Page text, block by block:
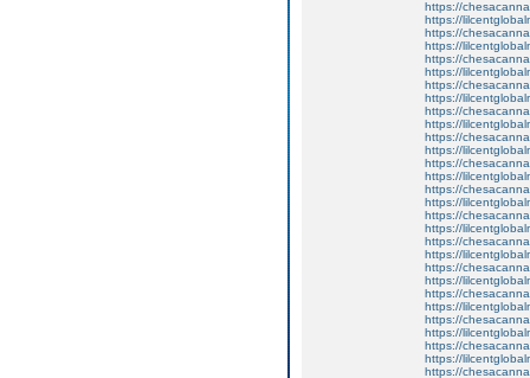
https://
https://
https://
https://
https://
https://
https://
https://
https://
https://
https://
https://
https://
https://
https://
https://
https://
https://
https://
https://
https://
https://
https://
https://
https://
https://
https://
https://
https://